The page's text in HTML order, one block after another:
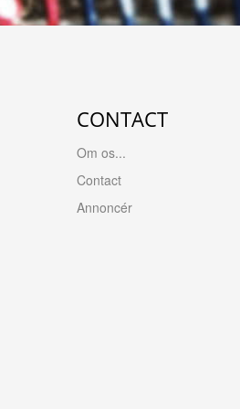
CONTACT
Om os...
Contact
Annoncér